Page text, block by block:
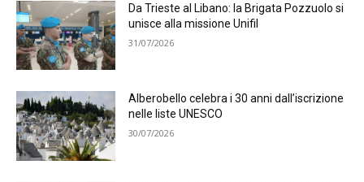
Da Trieste al Libano: la Brigata Pozzuolo si
unisce alla missione Unifil
31/07/2026
Alberobello celebra i 30 anni dall’iscrizione
nelle liste UNESCO
30/07/2026